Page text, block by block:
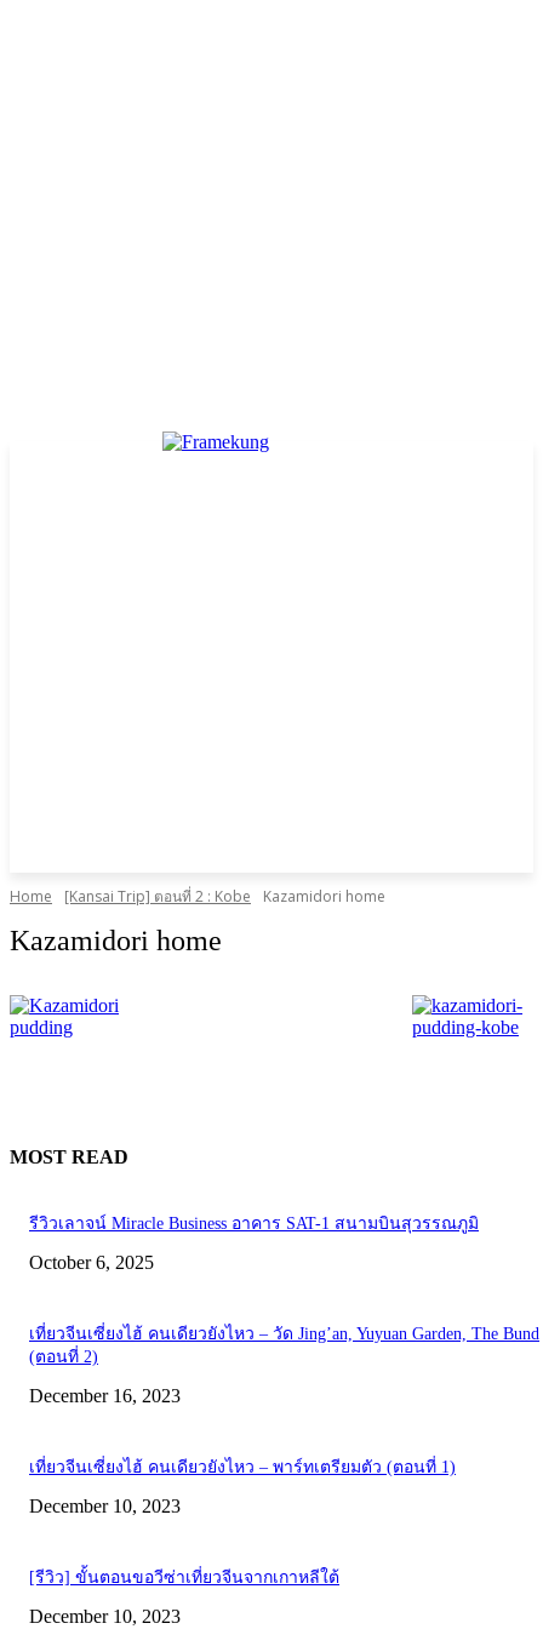
Home [Kansai Trip] ตอนที่ 2 : Kobe Kazamidori home
Kazamidori home
MOST READ
รีวิวเลาจน์ Miracle Business อาคาร SAT-1 สนามบินสุวรรณภูมิ
October 6, 2025
เที่ยวจีนเซี่ยงไฮ้ คนเดียวยังไหว – วัด Jing’an, Yuyuan Garden, The Bund
(ตอนที่ 2)
December 16, 2023
เที่ยวจีนเซี่ยงไฮ้ คนเดียวยังไหว – พาร์ทเตรียมตัว (ตอนที่ 1)
December 10, 2023
[รีวิว] ขั้นตอนขอวีซ่าเที่ยวจีนจากเกาหลีใต้
December 10, 2023